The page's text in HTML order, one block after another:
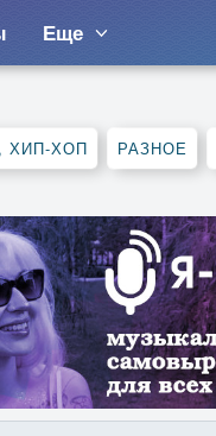
Еще
ХИП-ХОП РАЗНОЕ